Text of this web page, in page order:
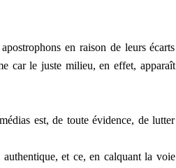
en raison de leurs écarts
car le juste milieu, en effet, apparaît
est, de toute évidence, de lutter
et ce, en calquant la voie